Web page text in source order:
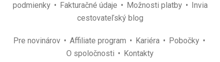
podmienky
Fakturačné údaje Možnosti platby
Invia
cestovateľský blog
Pre novinárov Affiliate program Kariéra
Pobočky
O spoločnosti
Kontakty